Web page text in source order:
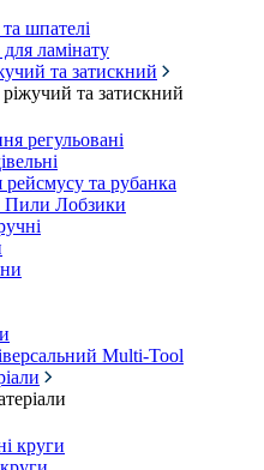
шпателі
ламінату
та затискний
та затискний
регульовані
та рубанка
Пили Лобзики
Multi-Tool
круги